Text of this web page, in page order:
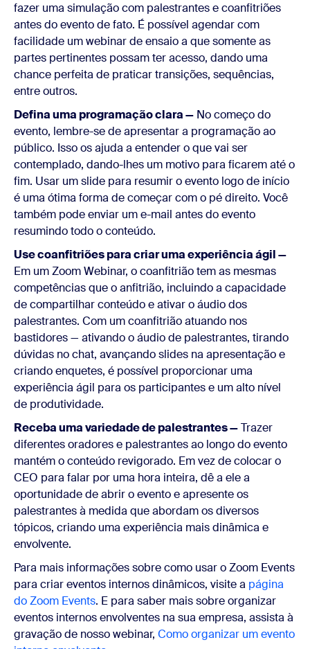
fazer uma simulação com palestrantes e coanfitriões
antes do evento de fato. É possível agendar com
facilidade um webinar de ensaio a que somente as
partes pertinentes possam ter acesso, dando uma
chance perfeita de praticar transições, sequências,
entre outros.
Defina uma programação clara — No começo do
evento, lembre-se de apresentar a programação ao
público. Isso os ajuda a entender o que vai ser
contemplado, dando-lhes um motivo para ficarem até o
fim. Usar um slide para resumir o evento logo de início
é uma ótima forma de começar com o pé direito. Você
também pode enviar um e-mail antes do evento
resumindo todo o conteúdo.
Use coanfitriões para criar uma experiência ágil —
Em um Zoom Webinar, o coanfitrião tem as mesmas
competências que o anfitrião, incluindo a capacidade
de compartilhar conteúdo e ativar o áudio dos
palestrantes. Com um coanfitrião atuando nos
bastidores — ativando o áudio de palestrantes, tirando
dúvidas no chat, avançando slides na apresentação e
criando enquetes, é possível proporcionar uma
experiência ágil para os participantes e um alto nível
de produtividade.
Receba uma variedade de palestrantes —Trazer
diferentes oradores e palestrantes ao longo do evento
mantém o conteúdo revigorado. Em vez de colocar o
CEO para falar por uma hora inteira, dê a ele a
oportunidade de abrir o evento e apresente os
palestrantes à medida que abordam os diversos
tópicos, criando uma experiência mais dinâmica e
envolvente.
Para mais informações sobre como usar o Zoom Events
para criar eventos internos dinâmicos, visite a página
do Zoom Events. E para saber mais sobre organizar
eventos internos envolventes na sua empresa, assista à
gravação de nosso webinar, Como organizar um evento